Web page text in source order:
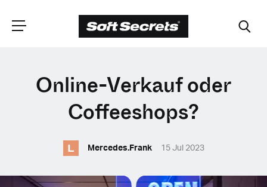
WÄHLEN SIE
IHRE POSITION
English (United Kingdom)
Online-Verkauf oder
Coffeeshops?
L Mercedes.Frank 15 Jul 2023